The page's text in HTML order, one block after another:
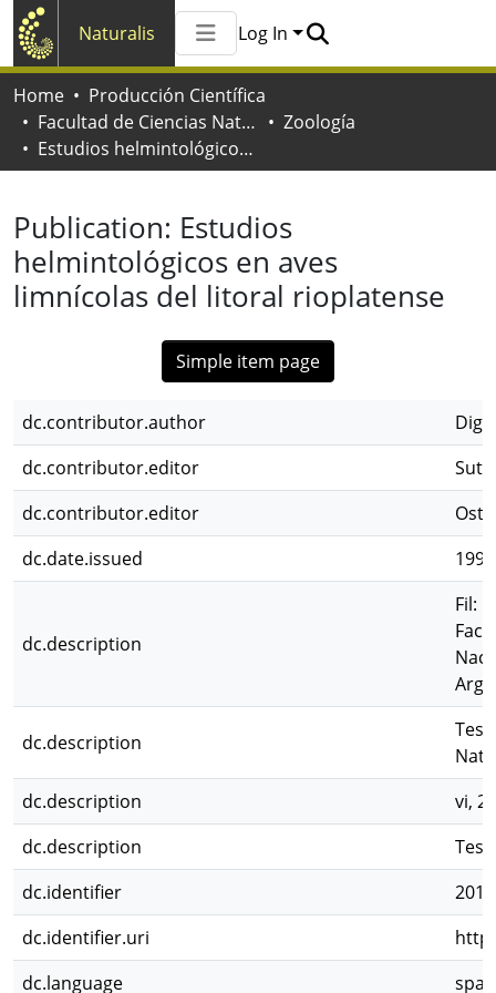
Naturalis
All of Naturalis
Log In
Home
Producción Científica
Facultad de Ciencias Naturales y Museo
Zoología
Estudios helmintológicos en aves limnícolas del litoral rioplatense
Publication: Estudios
helmintológicos en aves
limnícolas del litoral rioplatense
Simple item page
dc.contributor.author
dc.contributor.editor
dc.contributor.editor
dc.date.issued
1999
dc.description
Fil:
dc.description
dc.description
vi,
dc.description
dc.identifier
dc.identifier.uri
dc.language
spa